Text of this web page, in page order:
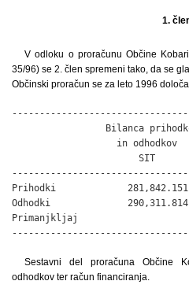
1.
V odloku o proračunu Občine
35/96) se 2. člen spremeni tako, da se
Občinski proračun se za leto 1996
Bilanca
in odhodkov
SIT
Prihodki             281,842.151
Odhodki              290,311.814
Primanjkljaj
Sestavni del proračuna Občine
odhodkov ter račun financiranja.